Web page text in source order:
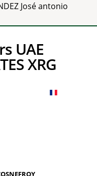
José antonio
XRG